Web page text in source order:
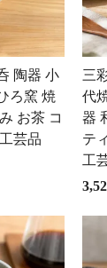
陶器 小
ろ窯 焼
お茶 コ
芸品
三
代
器
テ
工